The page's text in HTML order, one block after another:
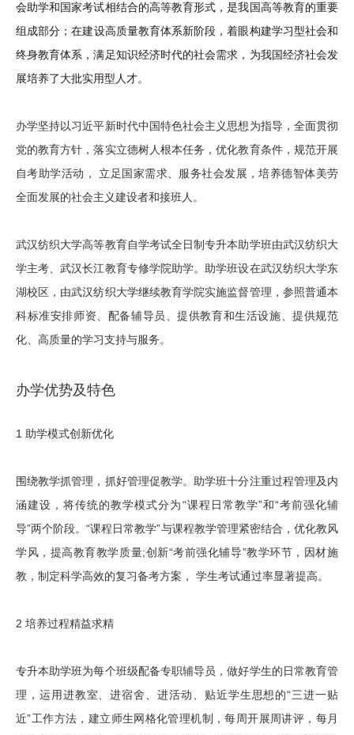
会助学和国家考试相结合的高等教育形式，是我国高等教育的重要
组成部分；在建设高质量教育体系新阶段，着眼构建学习型社会和
终身教育体系，满足知识经济时代的社会需求，为我国经济社会发
展培养了大批实用型人才。
办学坚持以习近平新时代中国特色社会主义思想为指导，全面贯彻
党的教育方针，落实立德树人根本任务，优化教育条件，规范开展
自考助学活动， 立足国家需求、服务社会发展，培养德智体美劳
全面发展的社会主义建设者和接班人。
武汉纺织大学高等教育自学考试全日制专升本助学班由武汉纺织大
学主考、武汉长江教育专修学院助学。助学班设在武汉纺织大学东
湖校区，由武汉纺织大学继续教育学院实施监督管理，参照普通本
科标准安排师资、配备辅导员、提供教育和生活设施、提供规范
化、高质量的学习支持与服务。
办学优势及特色
1 助学模式创新优化
围绕教学抓管理，抓好管理促教学。助学班十分注重过程管理及内
涵建设，将传统的教学模式分为“课程日常教学”和“考前强化辅
导”两个阶段。“课程日常教学”与课程教学管理紧密结合，优化教风
学风，提高教育教学质量;创新“考前强化辅导”教学环节，因材施
教，制定科学高效的复习备考方案， 学生考试通过率显著提高。
2 培养过程精益求精
专升本助学班为每个班级配备专职辅导员，做好学生的日常教育管
理，运用进教室、进宿舍、进活动、贴近学生思想的“三进一贴
近”工作方法，建立师生网格化管理机制，每周开展周讲评，每月